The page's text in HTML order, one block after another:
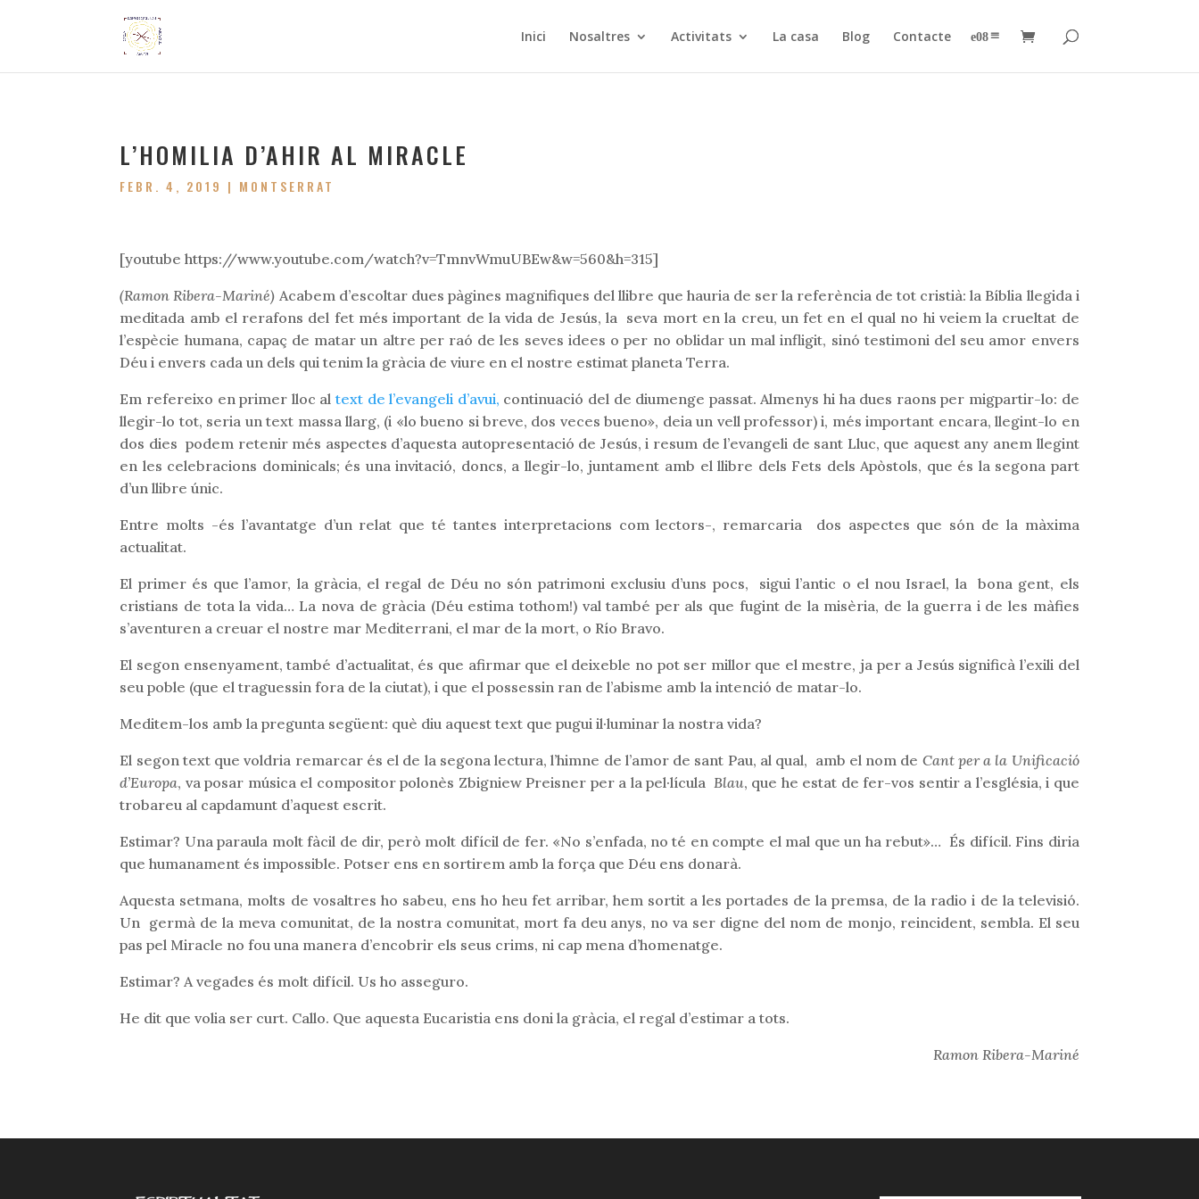
Inici Nosaltres Activitats La casa Blog Contacte –
L’HOMILIA D’AHIR AL MIRACLE
FEBR. 4, 2019 | MONTSERRAT
[youtube https://www.youtube.com/watch?v=TmnvWmuUBEw&w=560&h=315]
(Ramon Ribera-Mariné) Acabem d’escoltar dues pàgines magnifiques del llibre que hauria de ser la referència de tot cristià: la Bíblia llegida i
meditada amb el rerafons del fet més important de la vida de Jesús, la seva mort en la creu, un fet en el qual no hi veiem la crueltat de
l’espècie humana, capaç de matar un altre per raó de les seves idees o per no oblidar un mal infligit, sinó testimoni del seu amor envers
Déu i envers cada un dels qui tenim la gràcia de viure en el nostre estimat planeta Terra.
Em refereixo en primer lloc al text de l’evangeli d’avui, continuació del de diumenge passat. Almenys hi ha dues raons per migpartir-lo: de
llegir-lo tot, seria un text massa llarg, (i «lo bueno si breve, dos veces bueno», deia un vell professor) i, més important encara, llegint-lo en
dos dies podem retenir més aspectes d’aquesta autopresentació de Jesús, i resum de l’evangeli de sant Lluc, que aquest any anem llegint
en les celebracions dominicals; és una invitació, doncs, a llegir-lo, juntament amb el llibre dels Fets dels Apòstols, que és la segona part
d’un llibre únic.
Entre molts -és l’avantatge d’un relat que té tantes interpretacions com lectors-, remarcaria dos aspectes que són de la màxima
actualitat.
El primer és que l’amor, la gràcia, el regal de Déu no són patrimoni exclusiu d’uns pocs, sigui l’antic o el nou Israel, la bona gent, els
cristians de tota la vida… La nova de gràcia (Déu estima tothom!) val també per als que fugint de la misèria, de la guerra i de les màfies
s’aventuren a creuar el nostre mar Mediterrani, el mar de la mort, o Río Bravo.
El segon ensenyament, també d’actualitat, és que afirmar que el deixeble no pot ser millor que el mestre, ja per a Jesús significà l’exili del
seu poble (que el traguessin fora de la ciutat), i que el possessin ran de l’abisme amb la intenció de matar-lo.
Meditem-los amb la pregunta següent: què diu aquest text que pugui il·luminar la nostra vida?
El segon text que voldria remarcar és el de la segona lectura, l’himne de l’amor de sant Pau, al qual, amb el nom de Cant per a la Unificació
d’Europa, va posar música el compositor polonès Zbigniew Preisner per a la pel·lícula Blau, que he estat de fer-vos sentir a l’església, i que
trobareu al capdamunt d’aquest escrit.
Estimar? Una paraula molt fàcil de dir, però molt difícil de fer. «No s’enfada, no té en compte el mal que un ha rebut»… És difícil. Fins diria
que humanament és impossible. Potser ens en sortirem amb la força que Déu ens donarà.
Aquesta setmana, molts de vosaltres ho sabeu, ens ho heu fet arribar, hem sortit a les portades de la premsa, de la radio i de la televisió.
Un germà de la meva comunitat, de la nostra comunitat, mort fa deu anys, no va ser digne del nom de monjo, reincident, sembla. El seu
pas pel Miracle no fou una manera d’encobrir els seus crims, ni cap mena d’homenatge.
Estimar? A vegades és molt difícil. Us ho asseguro.
He dit que volia ser curt. Callo. Que aquesta Eucaristia ens doni la gràcia, el regal d’estimar a tots.
Ramon Ribera-Mariné